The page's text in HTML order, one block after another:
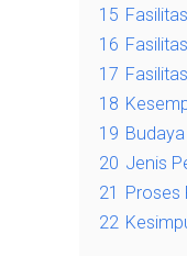
15
16
17
18
19
20 Jenis
21
Proses
22